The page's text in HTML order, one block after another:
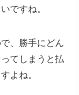
ですね。
、勝手にどん
てしまうと払
よね。